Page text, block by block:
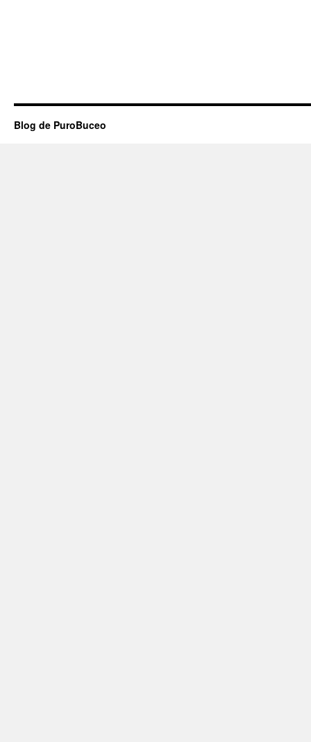
Blog de PuroBuceo